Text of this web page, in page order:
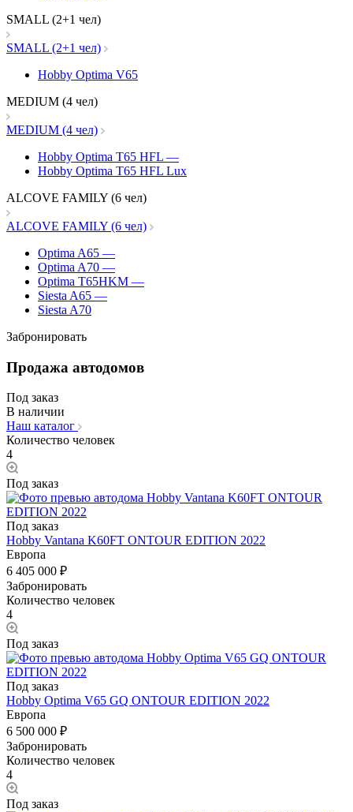
SMALL (2+1 чел)
SMALL (2+1 чел)
Hobby Optima V65
MEDIUM (4 чел)
MEDIUM (4 чел)
Hobby Optima T65 HFL —
Hobby Optima T65 HFL Lux
ALCOVE FAMILY (6 чел)
ALCOVE FAMILY (6 чел)
Optima A65 —
Optima A70 —
Optima T65HKM —
Siesta A65 —
Siesta A70
Забронировать
Продажа автодомов
Под заказ
В наличии
Наш каталог
Количество человек
4
Под заказ
Под заказ
Hobby Vantana K60FT ONTOUR EDITION 2022
Европа
6 405 000 ₽
Забронировать
Количество человек
4
Под заказ
Под заказ
Hobby Optima V65 GQ ONTOUR EDITION 2022
Европа
6 500 000 ₽
Забронировать
Количество человек
4
Под заказ